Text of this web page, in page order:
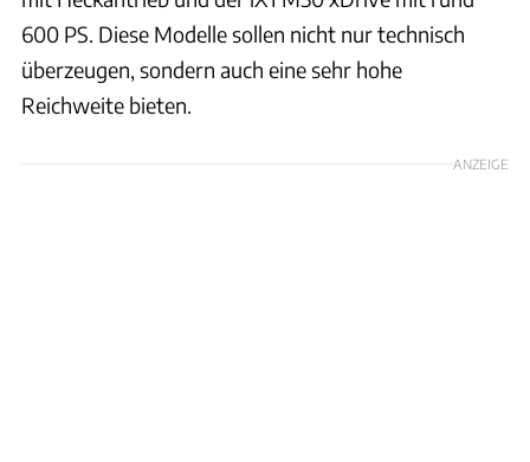
600 PS. Diese Modelle sollen nicht nur technisch
überzeugen, sondern auch eine sehr hohe
Reichweite bieten.
ANZEIGE